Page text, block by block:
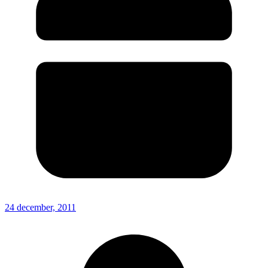
24 december, 2011